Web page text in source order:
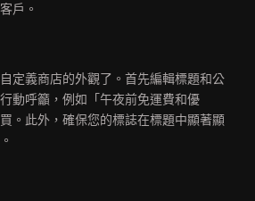
戶。
定義商店的外觀了。首先編輯標題和公
動呼籲，例如「午夜前免運費和優
。此外，確保您的標誌在標題中顯著顯